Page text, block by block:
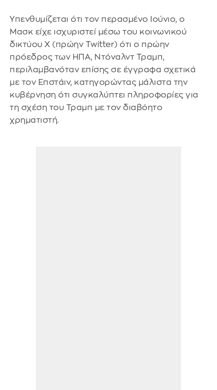
Υπενθυμίζεται ότι τον περασμένο Ιούνιο, ο
Μασκ είχε ισχυριστεί μέσω του κοινωνικού
δικτύου X (πρώην Twitter) ότι ο πρώην
πρόεδρος των ΗΠΑ, Ντόναλντ Τραμπ,
περιλαμβανόταν επίσης σε έγγραφα σχετικά
με τον Επστάιν, κατηγορώντας μάλιστα την
κυβέρνηση ότι συγκαλύπτει πληροφορίες για
τη σχέση του Τραμπ με τον διαβόητο
χρηματιστή.